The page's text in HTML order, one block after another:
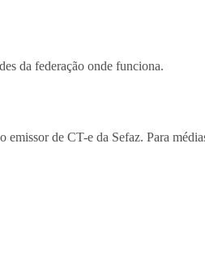
da federação onde funciona.
de CT-e da Sefaz. Para